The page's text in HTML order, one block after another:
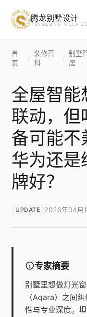
腾龙别墅设计
TENGLONG VILLA
首
页
/
装修百
科
/
别墅
居
全屋智能
联动，但
备可能不
华为还是
牌好？
UPDATE 2026年04月
专家摘要
别墅里想做灯光
（Aqara）之间
性与专业深度。坦
预约设计咨询
姓名*
手机号*
房屋面积（㎡）
提交即视为您同意我们与